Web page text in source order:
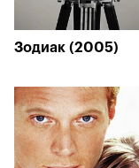
Зодиак (2005)